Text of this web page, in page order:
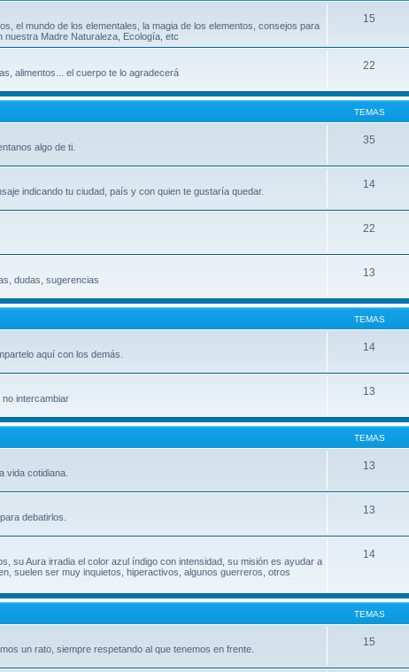
el mundo de los elementales, la magia de los elementos, consejos para
Madre Naturaleza, Ecología, etc
15
alimentos... el cuerpo te lo agradecerá
22
TEMAS
algo de ti.
35
indicando tu ciudad, país y con quien te gustaría quedar.
14
22
dudas, sugerencias
13
TEMAS
aquí con los demás.
14
intercambiar
13
TEMAS
vida cotidiana.
13
debatirlos.
13
su Aura irradia el color azul índigo con intensidad, su misión es ayudar a
suelen ser muy inquietos, hiperactivos, algunos guerreros, otros
14
TEMAS
un rato, siempre respetando al que tenemos en frente.
15